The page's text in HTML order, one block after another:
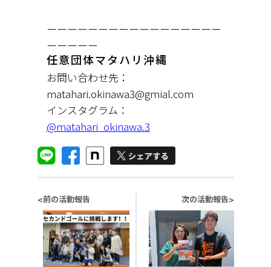
ーーーーーーーーーーーーーーーーー
ーーーーー
任意団体マタハリ沖縄
お問い合わせ先：
matahari.okinawa3@gmial.com
インスタグラム：
@matahari_okinawa.3
<前の活動報告 次の活動報告>